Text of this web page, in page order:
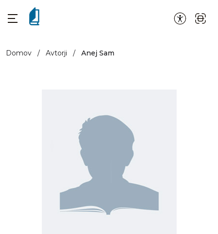
Domov / Avtorji / Anej Sam